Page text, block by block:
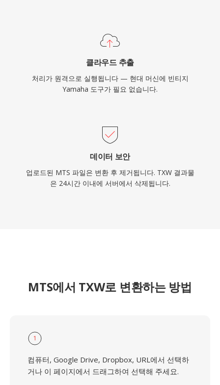
클라우드 추출
처리가 원격으로 실행됩니다 — 현대 머신에 빈티지
Yamaha 도구가 필요 없습니다.
데이터 보안
업로드된 MTS 파일은 변환 후 제거됩니다. TXW 결과물
은 24시간 이내에 서버에서 삭제됩니다.
MTS에서 TXW로 변환하는 방법
1
컴퓨터, Google Drive, Dropbox, URL에서 선택하
거나 이 페이지에서 드래그하여 선택해 주세요.